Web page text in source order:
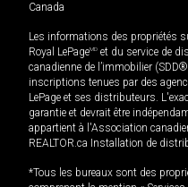
Canada
Les informations des propriétés
Royal LePageMD et du service de
canadienne de l’immobilier
inscriptions tenues par des
LePage et ses distributeurs.
garantie et devrait être
appartient à l'Association
REALTOR.ca Installation de
*Tous les bureaux sont des